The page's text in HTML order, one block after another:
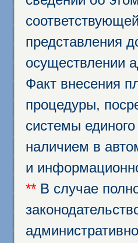
представления
осуществлении
Факт внесения
процедуры,
системы
наличием в
и
** В случае